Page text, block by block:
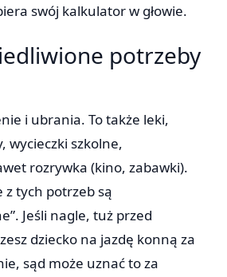
swój kalkulator w głowie.
potrzeby
i ubrania. To także leki,
wycieczki szkolne,
rozrywka (kino, zabawki).
z tych potrzeb są
Jeśli nagle, tuż przed
dziecko na jazdę konną za
sąd może uznać to za